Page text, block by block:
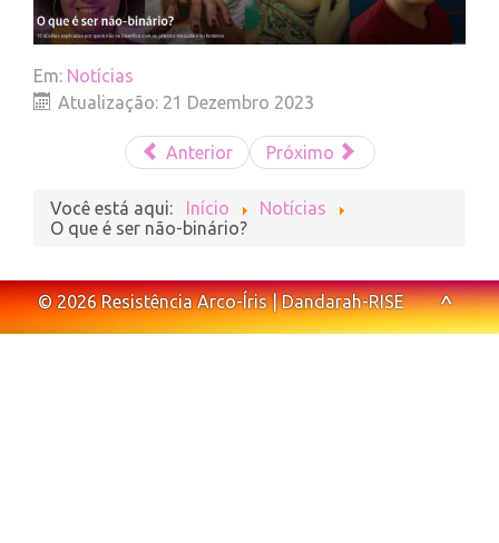
Em: Notícias
Atualização: 21 Dezembro 2023
Anterior Próximo
Você está aqui: Início
Notícias
O que é ser não-binário?
© 2026 Resistência Arco-Íris | Dandarah-RISE ^